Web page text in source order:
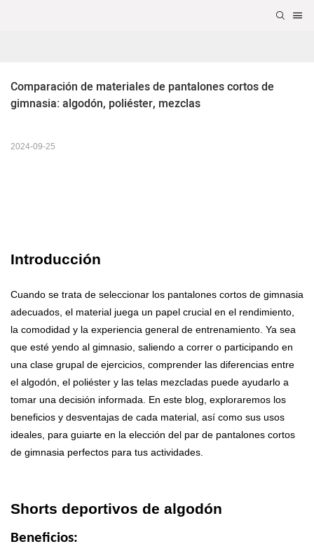
Comparación de materiales de pantalones cortos de
gimnasia: algodón, poliéster, mezclas
2024-09-25
Introducción
Cuando se trata de seleccionar los pantalones cortos de gimnasia
adecuados, el material juega un papel crucial en el rendimiento,
la comodidad y la experiencia general de entrenamiento. Ya sea
que esté yendo al gimnasio, saliendo a correr o participando en
una clase grupal de ejercicios, comprender las diferencias entre
el algodón, el poliéster y las telas mezcladas puede ayudarlo a
tomar una decisión informada. En este blog, exploraremos los
beneficios y desventajas de cada material, así como sus usos
ideales, para guiarte en la elección del par de pantalones cortos
de gimnasia perfectos para tus actividades.
Shorts deportivos de algodón
Beneficios: